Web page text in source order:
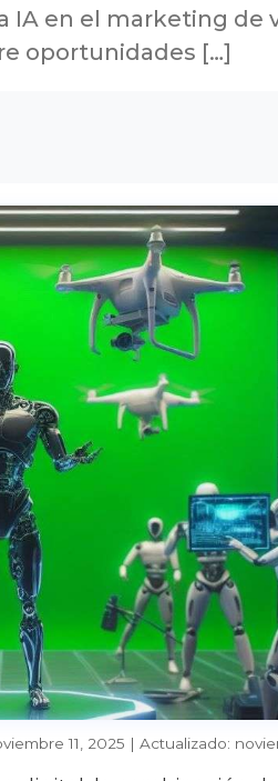
IA en el marketing de
oportunidades […]
11, 2025 | Actualizado: